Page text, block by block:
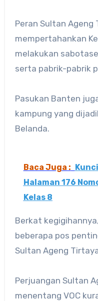
Peran Sultan
mempertahankan
melakukan
serta pabrik-pabrik
Pasukan Banten
kampung yang
Belanda.
Baca Juga :
Halaman 176
Kelas 8
Berkat
beberapa pos
Sultan Ageng
Perjuangan Sultan
menentang VOC